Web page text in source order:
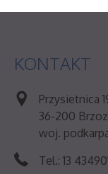
KONTAKT
Przysietnica
36-200
woj.
Tel.: 13